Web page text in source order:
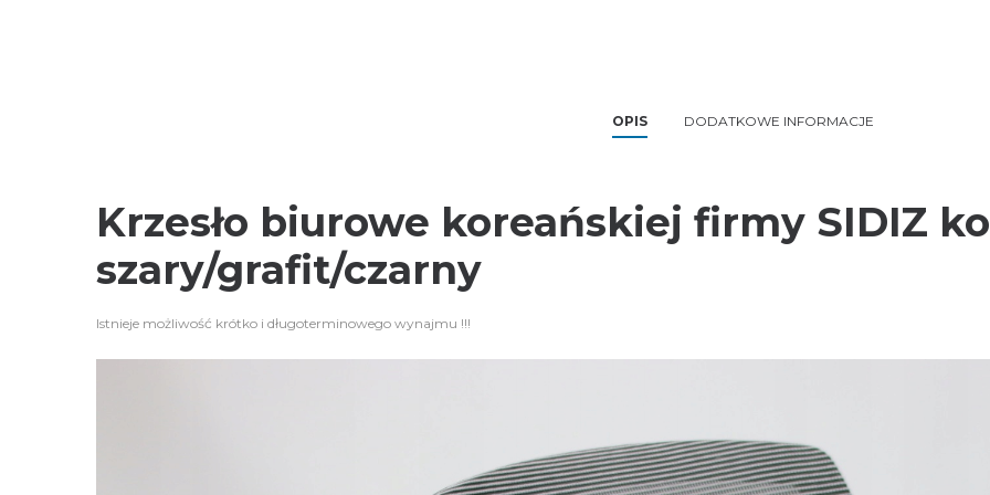
OPIS DODATKOWE INFORMACJE
Krzesło biurowe koreańskiej firmy SIDIZ
szary/grafit/czarny
Istnieje możliwość krótko i długoterminowego wynajmu !!!